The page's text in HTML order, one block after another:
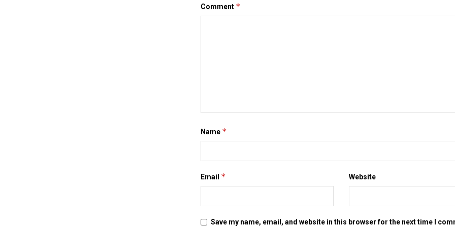
Comment *
Name *
Email * Website
Save my name, email, and website in this browser for the next time I